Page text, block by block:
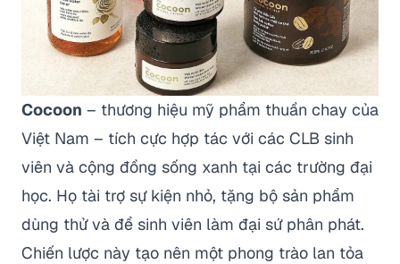
Cocoon – thương hiệu mỹ phẩm thuần chay của
Việt Nam – tích cực hợp tác với các CLB sinh
viên và cộng đồng sống xanh tại các trường đại
học. Họ tài trợ sự kiện nhỏ, tặng bộ sản phẩm
dùng thử và để sinh viên làm đại sứ phân phát.
Chiến lược này tạo nên một phong trào lan tỏa